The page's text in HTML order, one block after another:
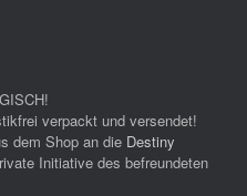
verpackt und versendet!
dem Shop an die Destiny
Initiative des befreundeten